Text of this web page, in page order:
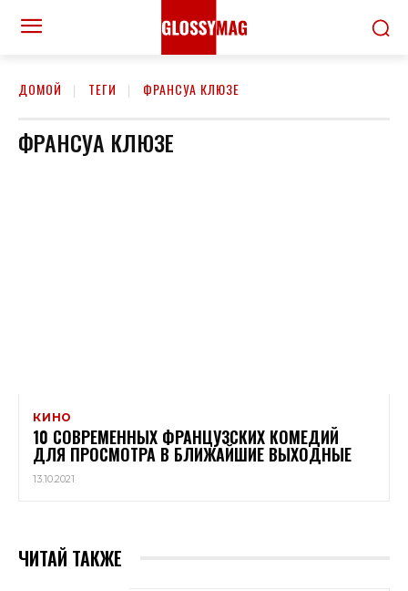
ДОМОЙ ТЕГИ ФРАНСУА КЛЮЗЕ
ФРАНСУА КЛЮЗЕ
КИНО
10 СОВРЕМЕННЫХ ФРАНЦУЗСКИХ КОМЕДИЙ
ДЛЯ ПРОСМОТРА В БЛИЖАЙШИЕ ВЫХОДНЫЕ
13.10.2021
ЧИТАЙ ТАКЖЕ